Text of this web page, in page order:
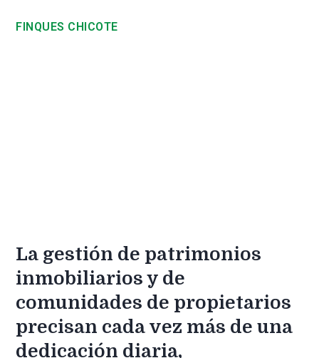
FINQUES CHICOTE
La gestión de patrimonios
inmobiliarios y de
comunidades de propietarios
precisan cada vez más de una
dedicación diaria,